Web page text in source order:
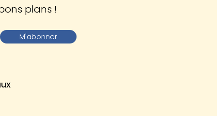
plans !
M'abonner